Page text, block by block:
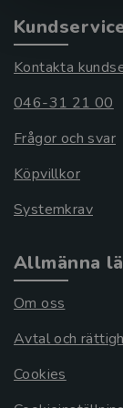
Kontakta
046-31 21 00
Frågor och svar
Köpvillkor
Systemkrav
Allmänna
Om oss
Avtal och
Cookies